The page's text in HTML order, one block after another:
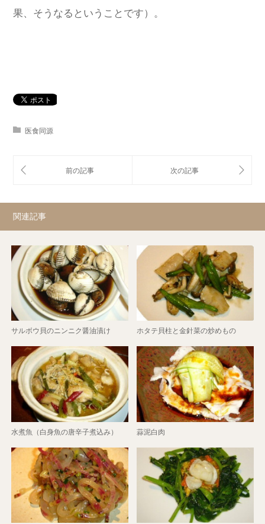
果、そうなるということです）。
医食同源
関連記事
サルボウ貝のニンニク醤油漬け ホタテ貝柱と金針菜の炒めもの
水煮魚（白身魚の唐辛子煮込み） 蒜泥白肉